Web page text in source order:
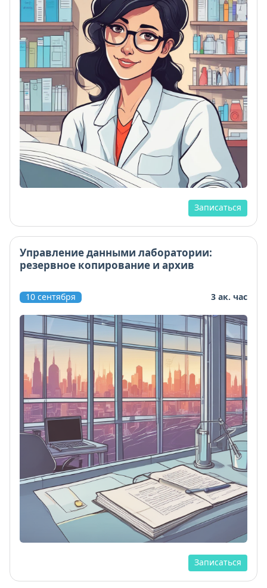
Записаться
Управление данными лаборатории:
резервное копирование и архив
10 сентября 3 ак. час
Записаться